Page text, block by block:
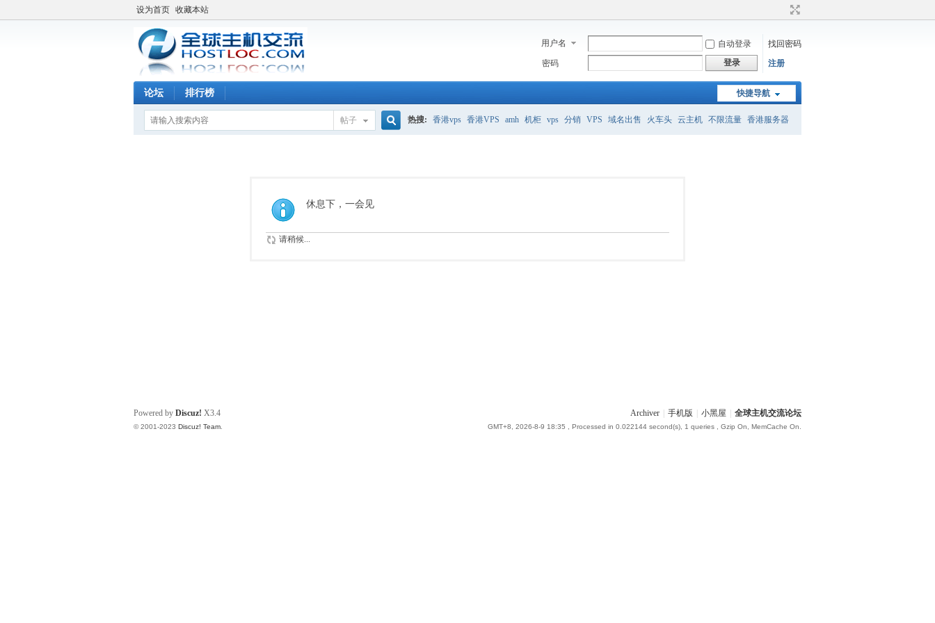
设为首页 收藏本站
用户名 自动登录
找回密码
密码
登录 注册
快捷导航
论坛 排行榜
帖子 热搜: 香港vps 香港VPS amh 机柜 vps 分销 VPS 域名出售 火车头 云主机 不限流量 香港服务器
休息下，一会见
请稍候...
Archiver 手机版 小黑屋 全球主机交流论坛
GMT+8, 2026-8-9 18:35 , Processed in 0.022144 second(s), 1 queries , Gzip On, MemCache On.
Powered by Discuz! X3.4
© 2001-2023 Discuz! Team